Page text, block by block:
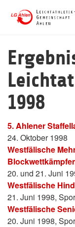
1998
5. Ahlener
24. Oktober 1998
Westfälische
20. und 21. Juni
Westfälische
21. Juni 1998,
Westfälische
20. Juni 1998,